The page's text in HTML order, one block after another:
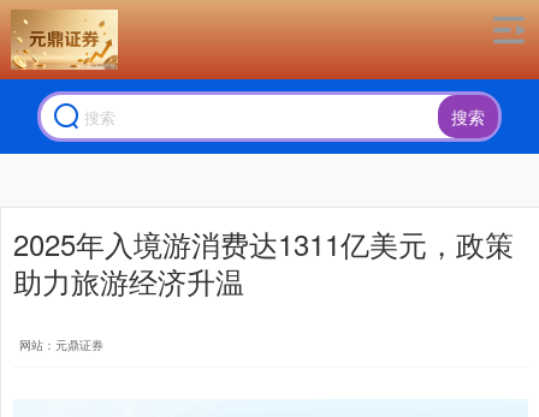
搜索
2025年入境游消费达1311亿美元，政策
助力旅游经济升温
网站：元鼎证券